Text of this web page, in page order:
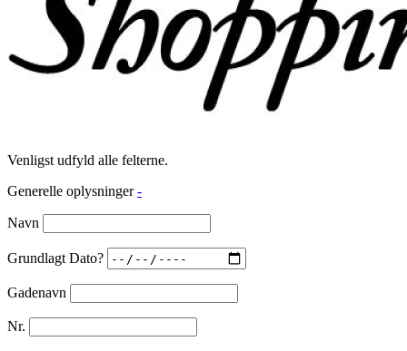
Venligst udfyld alle felterne.
Generelle oplysninger -
Navn
Grundlagt Dato?
Gadenavn
Nr.